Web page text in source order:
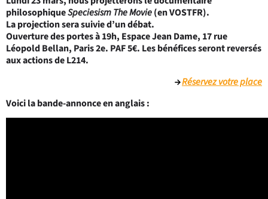
philosophiqueSpeciesism The Movie(en VOSTFR).
La projection sera suivie d’un débat.
Ouverture des portes à 19h, Espace Jean Dame, 17 rue
Léopold Bellan, Paris 2e. PAF 5€. Les bénéfices seront reversés
aux actions de L214.
Réservez votre place
Voici la bande-annonce en anglais :